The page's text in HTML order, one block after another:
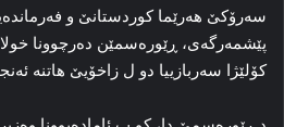
سەرۆکێ هەرێما کوردستانێ و
پێشمەرگەی، ڕێورەسمێن دەرچوونا
کۆلێژا سەربازییا دو ل زاخۆیێ هاتنە